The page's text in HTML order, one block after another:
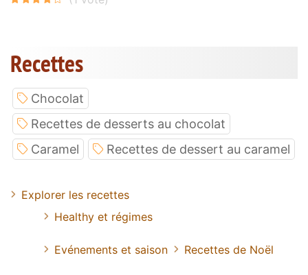
Recettes
Chocolat
Recettes de desserts au chocolat
Caramel
Recettes de dessert au caramel
Explorer les recettes
Healthy et régimes
Evénements et saison Recettes de Noël